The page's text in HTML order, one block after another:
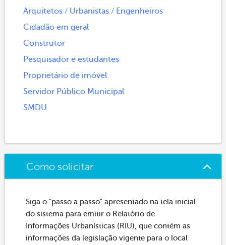
Arquitetos / Urbanistas / Engenheiros
Cidadão em geral
Construtor
Pesquisador e estudantes
Proprietário de imóvel
Servidor Público Municipal
SMDU
Como solicitar
Siga o "passo a passo" apresentado na tela inicial
do sistema para emitir o Relatório de
Informações Urbanísticas (RIU), que contém as
informações da legislação vigente para o local